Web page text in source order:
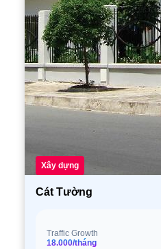
Xây dựng
Cát Tường
Traffic Growth
18.000/tháng